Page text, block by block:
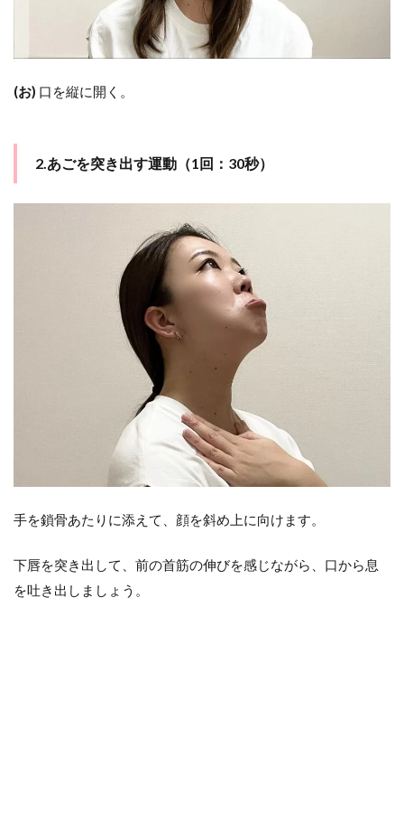
(お) 口を縦に開く。
2.あごを突き出す運動（1回：30秒）
手を鎖骨あたりに添えて、顔を斜め上に向けます。
下唇を突き出して、前の首筋の伸びを感じながら、口から息
を吐き出しましょう。